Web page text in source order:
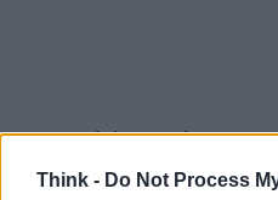
Think - Do Not Process
La posizione di Meta
pratiche